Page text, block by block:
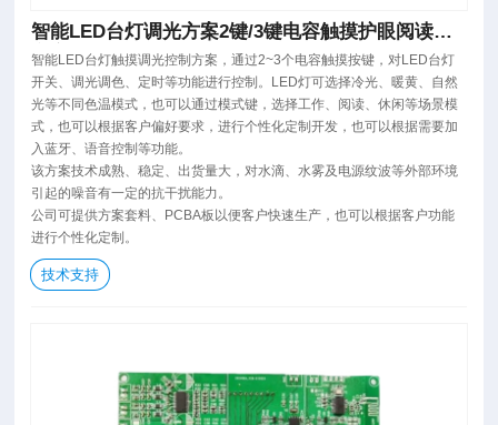
智能LED台灯调光方案2键/3键电容触摸护眼阅读灯
方案
智能LED台灯触摸调光控制方案，通过2~3个电容触摸按键，对LED台灯
开关、调光调色、定时等功能进行控制。LED灯可选择冷光、暖黄、自然
光等不同色温模式，也可以通过模式键，选择工作、阅读、休闲等场景模
式，也可以根据客户偏好要求，进行个性化定制开发，也可以根据需要加
入蓝牙、语音控制等功能。
该方案技术成熟、稳定、出货量大，对水滴、水雾及电源纹波等外部环境
引起的噪音有一定的抗干扰能力。
公司可提供方案套料、PCBA板以便客户快速生产，也可以根据客户功能
进行个性化定制。
技术支持